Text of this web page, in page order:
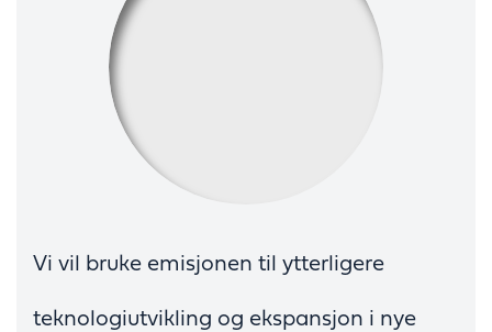
Vi vil bruke emisjonen til ytterligere
teknologiutvikling og ekspansjon i nye